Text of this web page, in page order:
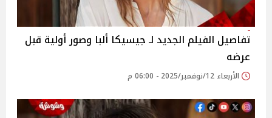
تفاصيل الفيلم الجديد لـ جيسيكا ألبا وصور أولية قبل
عرضه
الأربعاء 12/نوفمبر/2025 - 06:00 م